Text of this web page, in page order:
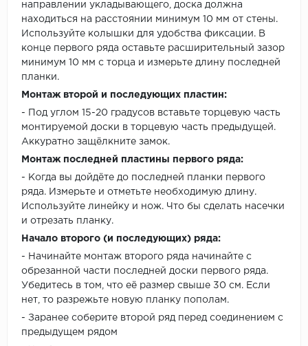
направлении укладывающего, доска должна
находиться на расстоянии минимум 10 мм от стены.
Используйте колышки для удобства фиксации. В
конце первого ряда оставьте расширительный зазор
минимум 10 мм с торца и измерьте длину последней
планки.
Монтаж второй и последующих пластин:
- Под углом 15-20 градусов вставьте торцевую часть
монтируемой доски в торцевую часть предыдущей.
Аккуратно защёлкните замок.
Монтаж последней пластины первого ряда:
- Когда вы дойдёте до последней планки первого
ряда. Измерьте и отметьте необходимую длину.
Используйте линейку и нож. Что бы сделать насечки
и отрезать планку.
Начало второго (и последующих) ряда:
- Начинайте монтаж второго ряда начинайте с
обрезанной части последней доски первого ряда.
Убедитесь в том, что её размер свыше 30 см. Если
нет, то разрежьте новую планку пополам.
- Заранее соберите второй ряд перед соединением с
предыдущем рядом